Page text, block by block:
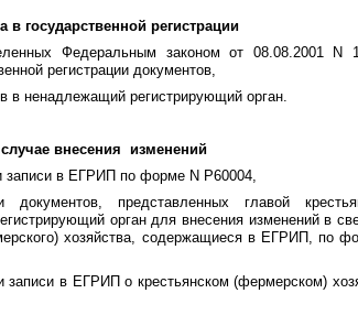
государственной регистрации
Федеральным законом от 08.08.2001 N
регистрации документов,
в ненадлежащий регистрирующий орган.
внесения
изменений
записи в ЕГРИП по форме N Р60004,
представленных главой
орган для внесения изменений в
хозяйства, содержащиеся в ЕГРИП, по
записи в ЕГРИП о крестьянском (фермерском)